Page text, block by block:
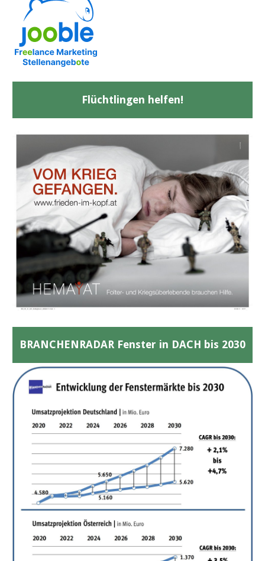
Flüchtlingen helfen!
BRANCHENRADAR Fenster in DACH bis 2030